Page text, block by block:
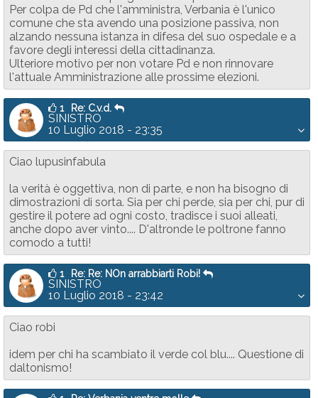
Per colpa de Pd che l'amministra, Verbania è l'unico
comune che sta avendo una posizione passiva, non
alzando nessuna istanza in difesa del suo ospedale e a
favore degli interessi della cittadinanza.
Ulteriore motivo per non votare Pd e non rinnovare
l'attuale Amministrazione alle prossime elezioni.
1 Re: C.v.d.
SINISTRO
10 Luglio 2018 - 23:35
Ciao lupusinfabula
la verità è oggettiva, non di parte, e non ha bisogno di
dimostrazioni di sorta. Sia per chi perde, sia per chi, pur di
gestire il potere ad ogni costo, tradisce i suoi alleati,
anche dopo aver vinto.... D'altronde le poltrone fanno
comodo a tutti!
1 Re: Re: NOn arrabbiarti Robi!
SINISTRO
10 Luglio 2018 - 23:42
Ciao robi
idem per chi ha scambiato il verde col blu.... Questione di
daltonismo!